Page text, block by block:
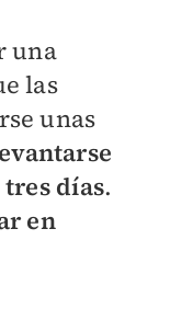
una
las
unas
días.
en